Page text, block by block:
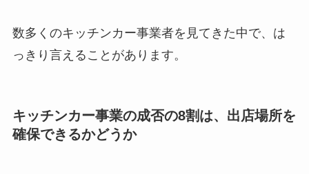
数多くのキッチンカー事業者を見てきた中で、は
っきり言えることがあります。
キッチンカー事業の成否の8割は、出店場所を
確保できるかどうか